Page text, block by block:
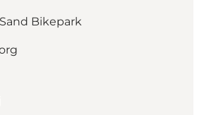
Bikepark